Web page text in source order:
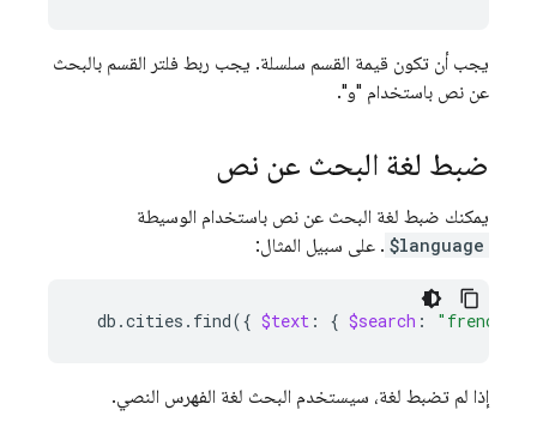
يجب أن تكون قيمة القسم سلسلة. يجب ربط فلتر القسم بالبحث
عن نص باستخدام "و".
ضبط لغة البحث عن نص
يمكنك ضبط لغة البحث عن نص باستخدام الوسيطة
$language . على سبيل المثال:
db.cities.find({ $text : { $search : "french
إذا لم تضبط لغة، سيستخدم البحث لغة الفهرس النصي.